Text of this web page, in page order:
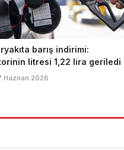
barış indirimi:
litresi 1,22 lira geriledi
Haziran 2026